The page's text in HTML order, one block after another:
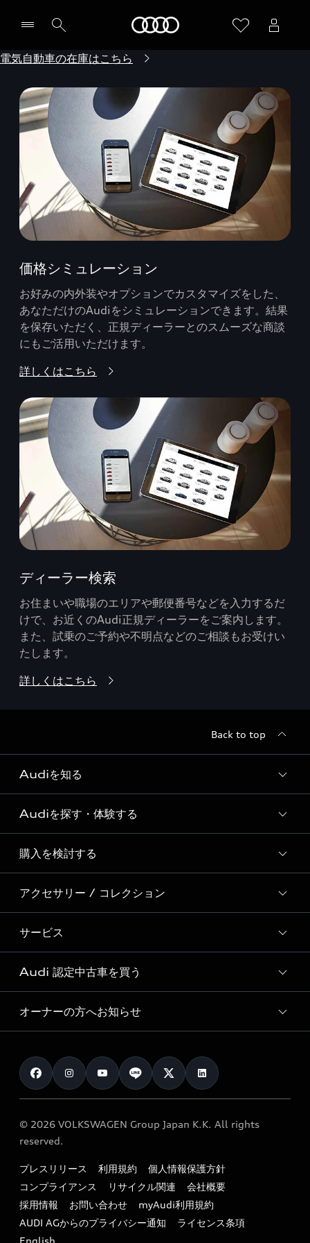
電気自動車の在庫はこちら
価格シミュレーション
お好みの内外装やオプションでカスタマイズをした、
あなただけのAudiをシミュレーションできます。結果
を保存いただく、正規ディーラーとのスムーズな商談
にもご活用いただけます。
詳しくはこちら
ディーラー検索
お住まいや職場のエリアや郵便番号などを入力するだ
けで、お近くのAudi正規ディーラーをご案内します。
また、試乗のご予約や不明点などのご相談もお受けい
たします。
詳しくはこちら
Back to top
Audiを知る
Audi ブランド
Story of Progress
Audi Sport
Formula 1®
デジタルサービス
Audiを探す・体験する
ディーラー検索
新車在庫検索
試乗車・展示車検索
見積り依頼
試乗予約
購入を検討する
モデル一覧
特別仕様モデル / 限定モデル
e-tronラインアップ
価格シミュレーション
車両比較
カタログ一覧
アクセサリー / コレクション
純正アクセサリー
オンラインショップ
Audi collection
アウディナビアプリ
サービス
サービス入庫予約
サービスプログラム
メンテナンス
車検 / 定期点検
e-tronアフターサポート
myAudi
Audi 認定中古車を買う
Audi認定中古車
クオリティ
保証
メンテナンス
ファイナンス
キャンペーン / イベント
買取査定
オーナーの方へお知らせ
お知らせ
オーナー様向けキャンペーン
特定整備適用車一覧
リサイクル法
よくある質問（FAQ）
© 2026 VOLKSWAGEN Group Japan K.K. All rights
reserved.
プレスリリース 利用規約
個人情報保護方針
コンプライアンス
リサイクル関連
会社概要
採用情報
お問い合わせ
myAudi利用規約
AUDI AGからのプライバシー通知
ライセンス条項
English